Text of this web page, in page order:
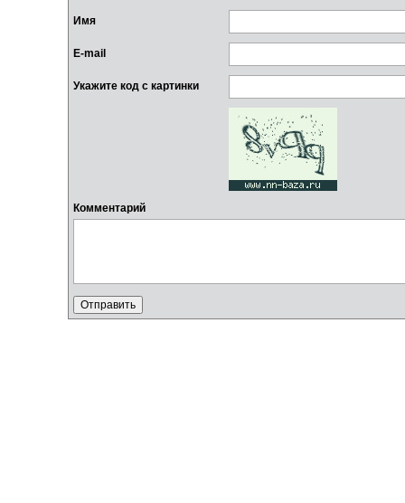
Имя
E-mail
Укажите код с картинки
Комментарий